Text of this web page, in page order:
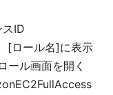
ID
[ロール名]に表示
ール画面を開く